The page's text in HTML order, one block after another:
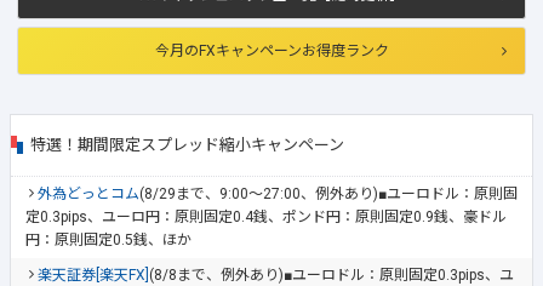
今月のFXキャンペーンお得度ランク
特選！期間限定スプレッド縮小キャンペーン
外為どっとコム(8/29まで、9:00～27:00、例外あり)■ユーロドル：原則固
定0.3pips、ユーロ円：原則固定0.4銭、ポンド円：原則固定0.9銭、豪ドル
円：原則固定0.5銭、ほか
楽天証券[楽天FX] (8/8まで、例外あり)■ユーロドル：原則固定0.3pips、ユ